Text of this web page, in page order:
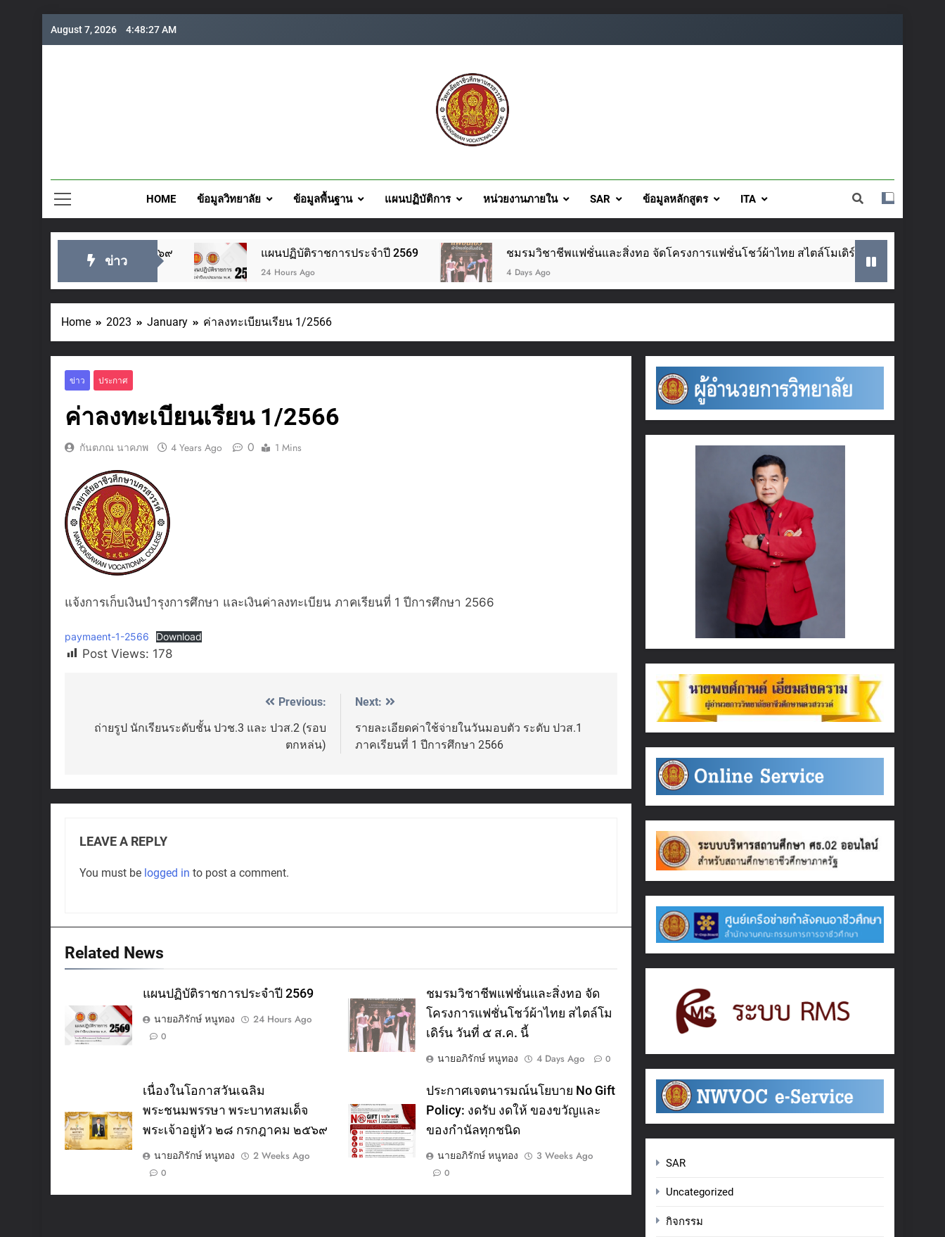
August 7, 2026 4:48:28 AM
HOME ข้อมูลวิทยาลัย ข้อมูลพื้นฐาน แผนปฏิบัติการ หน่วยงานภายใน SAR ข้อมูลหลักสูตร ITA
ข่าว
๒๘ กรกฎาคม ๒๕๖๙ แผนปฏิบัติราชการประจำปี 2569
24 Hours Ago
ชมรมวิชาชีพแฟชั่นและสิ่งทอ จัดโครงการแฟชั่นโชว์ผ้าไทย สไตล์โมเดิร์น วันที่ ๕ ส.ค. นี้
4 Days Ago
Home 2023 January ค่าลงทะเบียนเรียน 1/2566
ข่าว ประกาศ
ค่าลงทะเบียนเรียน 1/2566
กันตภณ นาคภพ 4 Years Ago 0 1 Mins
แจ้งการเก็บเงินบำรุงการศึกษา และเงินค่าลงทะเบียน ภาคเรียนที่ 1 ปีการศึกษา 2566
paymaent-1-2566 Download
Post Views: 178
navigation
Previous:
ถ่ายรูป นักเรียนระดับชั้น ปวช.3 และ ปวส.2 (รอบ
ตกหล่น)
Next:
รายละเอียดค่าใช้จ่ายในวันมอบตัว ระดับ ปวส.1
ภาคเรียนที่ 1 ปีการศึกษา 2566
LEAVE A REPLY
You must be logged in to post a comment.
Related News
แผนปฏิบัติราชการประจำปี 2569
นายอภิรักษ์ หนูทอง
24 Hours Ago
0
ชมรมวิชาชีพแฟชั่นและสิ่งทอ จัด
โครงการแฟชั่นโชว์ผ้าไทย สไตล์โม
เดิร์น วันที่ ๕ ส.ค. นี้
นายอภิรักษ์ หนูทอง
4 Days Ago 0
เนื่องในโอกาสวันเฉลิม
พระชนมพรรษา พระบาทสมเด็จ
พระเจ้าอยู่หัว ๒๘ กรกฎาคม ๒๕๖๙
นายอภิรักษ์ หนูทอง
2 Weeks Ago
0
ประกาศเจตนารมณ์นโยบาย No Gift
Policy: งดรับ งดให้ ของขวัญและ
ของกำนัลทุกชนิด
นายอภิรักษ์ หนูทอง
3 Weeks Ago
0
SAR
Uncategorized
กิจกรรม